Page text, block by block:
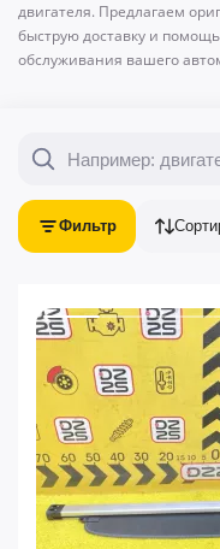
двигателя. Предлагаем
быструю доставку и
обслуживания вашего
Фильтр